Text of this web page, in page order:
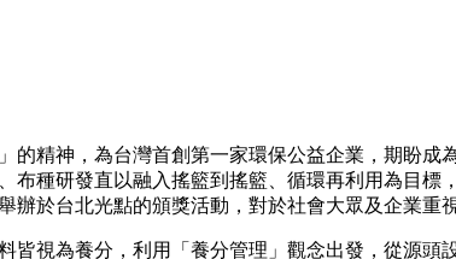
的精神，為台灣首創第一家環保公益企業，期盼成
布種研發直以融入搖籃到搖籃、循環再利用為目標
辦於台北光點的頒獎活動，對於社會大眾及企業重
皆視為養分，利用「養分管理」觀念出發，從源頭